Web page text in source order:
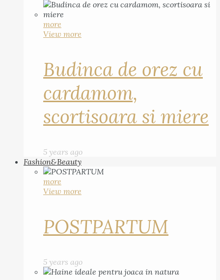
more
View more
Budinca de orez cu
cardamom,
scortisoara si miere
5 years ago
Fashion&Beauty
more
View more
POSTPARTUM
5 years ago